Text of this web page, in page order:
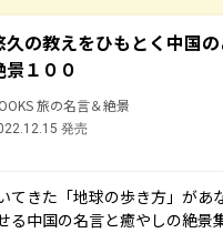
久の教えをひもとく中国
景１００
旅の名言＆絶景
発売
てきた「地球の歩き方」があ
る中国の名言と癒やしの絶景